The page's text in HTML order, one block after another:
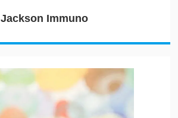
Jackson Immuno